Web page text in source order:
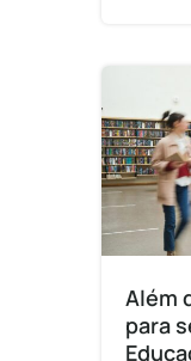
Além
para